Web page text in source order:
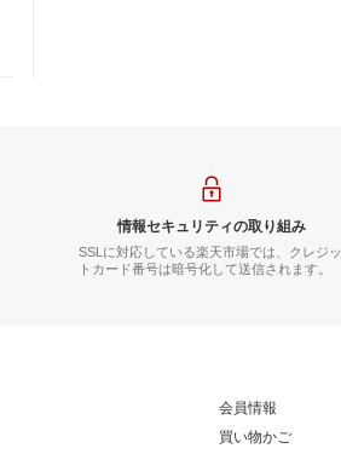
情報セキュリティの取り組み
SSLに対応している楽天市場では、クレジッ
トカード番号は暗号化して送信されます。
会員情報
買い物かご